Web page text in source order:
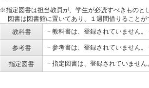
※指定図書は担当教員が、学生が必読すべきものと
図書は図書館に置いてあり、１週間借りることが
教科書
－教科書は、登録されていません。
参考書 －参考書は、登録されていません。
指定図書 －指定図書は、登録されていません